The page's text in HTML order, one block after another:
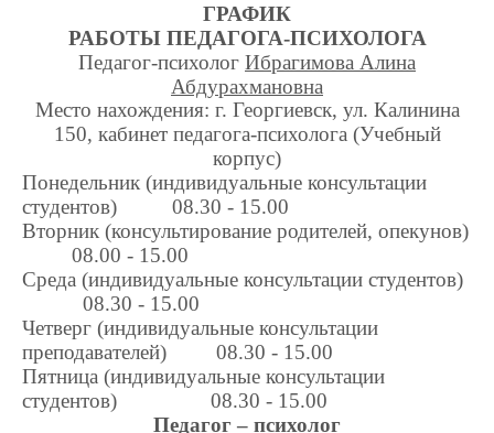
ГРАФИК
РАБОТЫ ПЕДАГОГА-ПСИХОЛОГА
Педагог-психолог Ибрагимова Алина
Абдурахмановна
Место нахождения: г. Георгиевск, ул. Калинина
150, кабинет педагога-психолога (Учебный
корпус)
Понедельник (индивидуальные консультации
студентов) 08.30 - 15.00
Вторник (консультирование родителей, опекунов)
08.00 - 15.00
Среда (индивидуальные консультации студентов)
08.30 - 15.00
Четверг (индивидуальные консультации
преподавателей) 08.30 - 15.00
Пятница (индивидуальные консультации
студентов) 08.30 - 15.00
Педагог – психолог